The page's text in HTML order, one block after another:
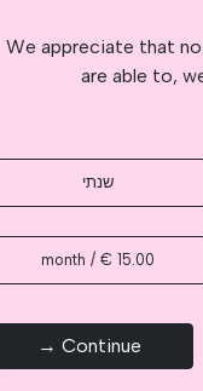
We appreciate that
are able to,
שנתי
15.00 € / month
Continue →